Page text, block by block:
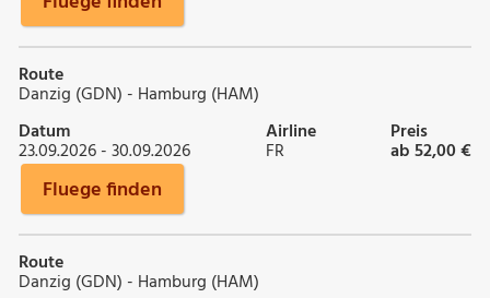
Route
Danzig (GDN) - Hamburg (HAM)
Datum
23.09.2026 - 30.09.2026
Airline
FR
Preis
ab 52,00 €
Fluege finden
Route
Danzig (GDN) - Hamburg (HAM)